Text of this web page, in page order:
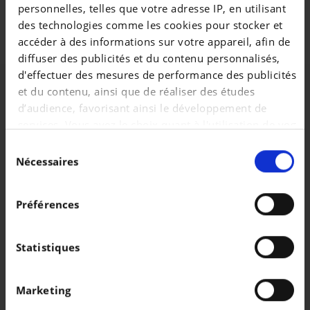
personnelles, telles que votre adresse IP, en utilisant
des technologies comme les cookies pour stocker et
accéder à des informations sur votre appareil, afin de
diffuser des publicités et du contenu personnalisés,
d'effectuer des mesures de performance des publicités
et du contenu, ainsi que de réaliser des études
d’audience, favorisant ainsi le développement de
services. Vous avez le choix quant à l'utilisation de vos
retirer votre consentement à tout moment en
consultant la Déclaration relative aux cookies ou en
Collecter des informations sur votre localisation
géographique qui peuvent être précises à plusieurs
Identifier votre appareil en l'analysant
duNécessaires
Préférences
Statistiques
Marketing
SALAPA\r\n09AA Bescherming buitenzijde\r\n09QX
Voorbereiding bestuurdersassistent I\r\nA090 AGM-accu
90 Ah
Véhicules similaires